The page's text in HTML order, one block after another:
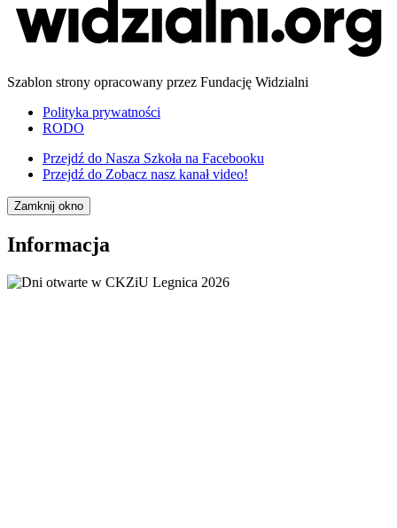
Szablon strony opracowany przez Fundację Widzialni
Polityka prywatności
RODO
Przejdź do Nasza Szkoła na Facebooku
Przejdź do Zobacz nasz kanał video!
Zamknij okno
Informacja